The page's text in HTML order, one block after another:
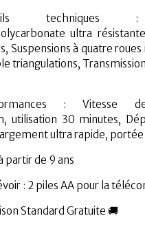
techniques :
ultra
Suspensions à quatre
triangulations,
: Vitesse
utilisation 30 minutes,
ultra rapide, portée
partir de 9 ans
: 2 piles AA pour la
Standard Gratuite 🚚